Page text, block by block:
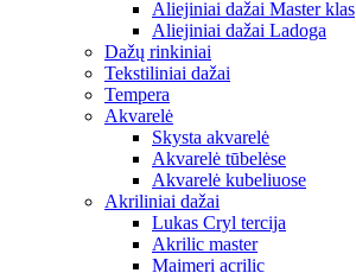
Aliejiniai dažai Master klas
Aliejiniai dažai Ladoga
Dažų rinkiniai
Tekstiliniai dažai
Tempera
Akvarelė
Skysta akvarelė
Akvarelė tūbelėse
Akvarelė kubeliuose
Akriliniai dažai
Lukas Cryl tercija
Akrilic master
Maimeri acrilic